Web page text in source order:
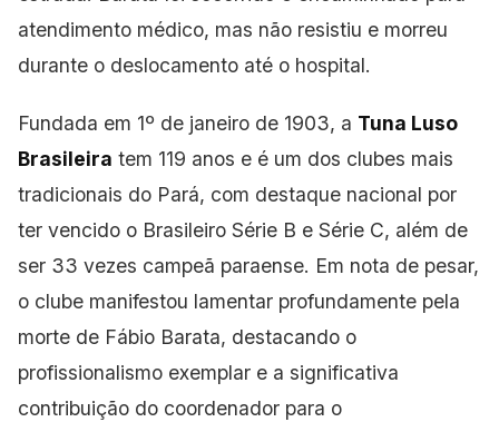
atendimento médico, mas não resistiu e morreu
durante o deslocamento até o hospital.
Fundada em 1º de janeiro de 1903, a Tuna Luso
Brasileira tem 119 anos e é um dos clubes mais
tradicionais do Pará, com destaque nacional por
ter vencido o Brasileiro Série B e Série C, além de
ser 33 vezes campeã paraense. Em nota de pesar,
o clube manifestou lamentar profundamente pela
morte de Fábio Barata, destacando o
profissionalismo exemplar e a significativa
contribuição do coordenador para o